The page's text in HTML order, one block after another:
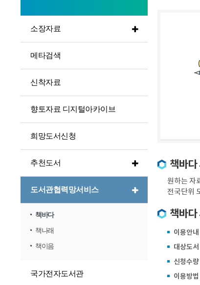
소장자료
메타검색
신착자료
향토자료 디지털아카이브
희망도서신청
추천도서
도서관협력망서비스
책바다
책나래
책이음
국가전자도서관
책바다
원하는 자
전국단위
책바다
이용안내
대상도서
신청수량
이용방법